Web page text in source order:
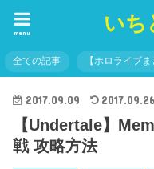
いち
menu
全ての記事 【ホロライブ
2017.09.09 2017.09.26
【Undertale】
戦 攻略方法